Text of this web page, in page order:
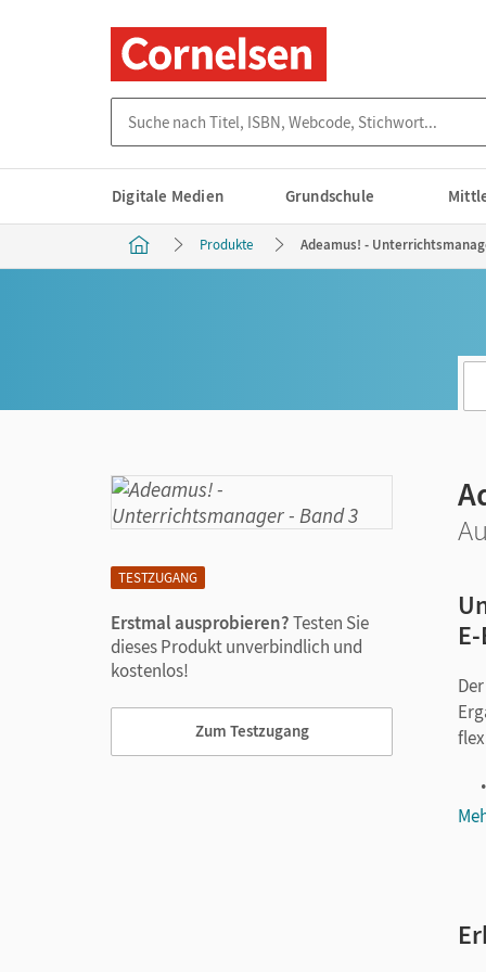
Digitale Medien Grundschule
Produkte Adeamus! -
TESTZUGANG
Erstmal ausprobieren?Testen Sie
dieses Produkt unverbindlich und
kostenlos!
Zum Testzugang